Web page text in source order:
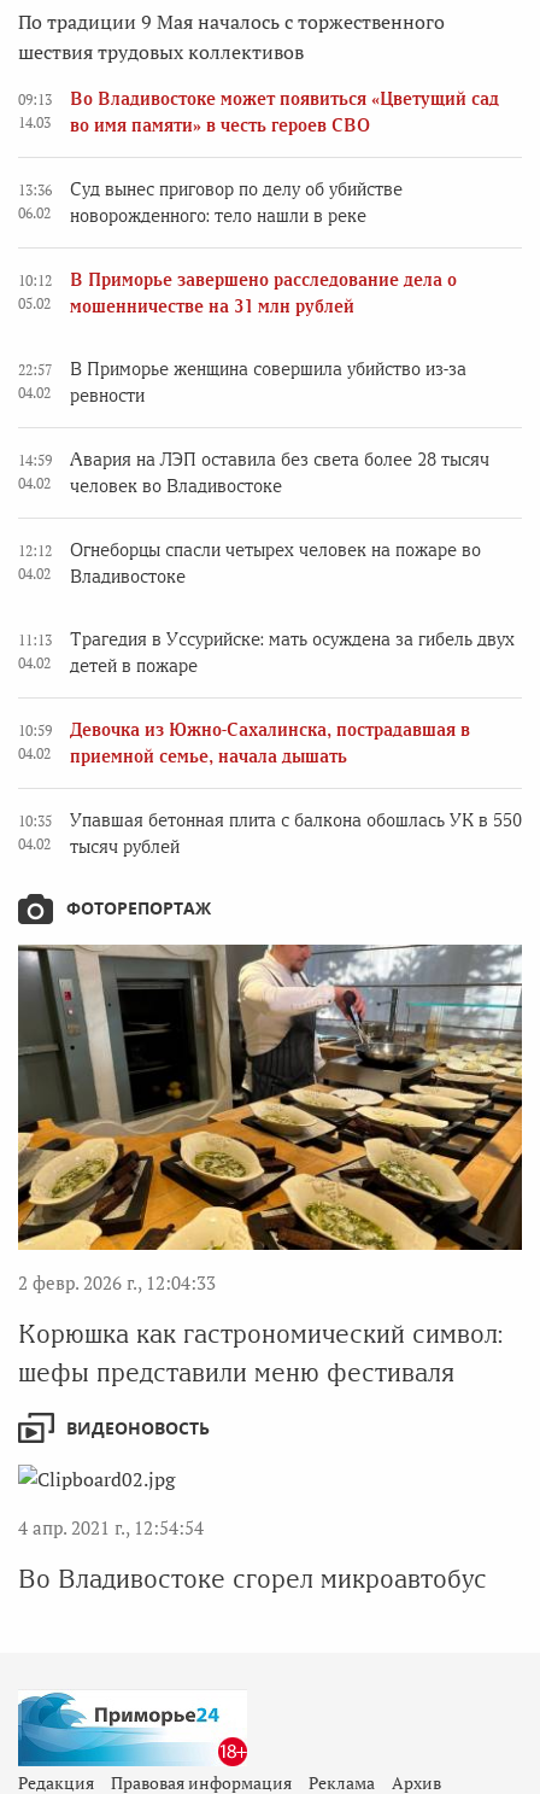
По традиции 9 Мая началось с торжественного
шествия трудовых коллективов
09:13
14.03
Во Владивостоке может появиться «Цветущий сад
во имя памяти» в честь героев СВО
13:36
06.02
Суд вынес приговор по делу об убийстве
новорожденного: тело нашли в реке
10:12
05.02
В Приморье завершено расследование дела о
мошенничестве на 31 млн рублей
22:57
04.02
В Приморье женщина совершила убийство из-за
ревности
14:59
04.02
Авария на ЛЭП оставила без света более 28 тысяч
человек во Владивостоке
12:12
04.02
Огнеборцы спасли четырех человек на пожаре во
Владивостоке
11:13
04.02
Трагедия в Уссурийске: мать осуждена за гибель двух
детей в пожаре
10:59
04.02
Девочка из Южно-Сахалинска, пострадавшая в
приемной семье, начала дышать
10:35
04.02
Упавшая бетонная плита с балкона обошлась УК в 550
тысяч рублей
ФОТОРЕПОРТАЖ
2 февр. 2026 г., 12:04:33
Корюшка как гастрономический символ:
шефы представили меню фестиваля
ВИДЕОНОВОСТЬ
4 апр. 2021 г., 12:54:54
Во Владивостоке сгорел микроавтобус
Редакция Правовая информация Реклама Архив